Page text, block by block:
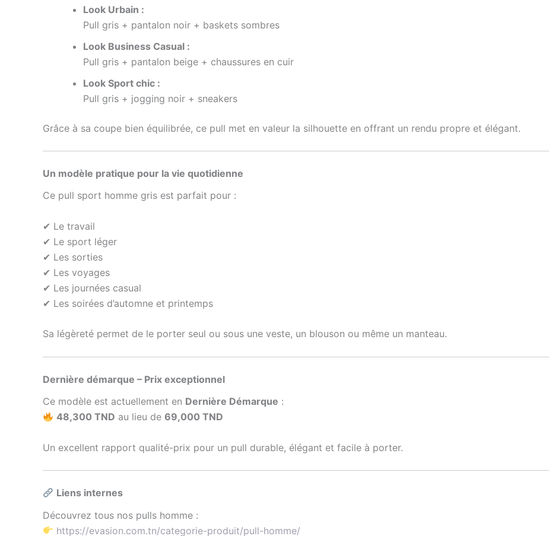
Look Urbain :
Pull gris + pantalon noir + baskets sombres
Look Business Casual :
Pull gris + pantalon beige + chaussures en cuir
Look Sport chic :
Pull gris + jogging noir + sneakers
Grâce à sa coupe bien équilibrée, ce pull met en valeur la silhouette en offrant un rendu propre et élégant.
Un modèle pratique pour la vie quotidienne
Ce pull sport homme gris est parfait pour :
✔ Le travail
✔ Le sport léger
✔ Les sorties
✔ Les voyages
✔ Les journées casual
✔ Les soirées d’automne et printemps
Sa légèreté permet de le porter seul ou sous une veste, un blouson ou même un manteau.
Dernière démarque – Prix exceptionnel
Ce modèle est actuellement en Dernière Démarque :
48,300 TND au lieu de69,000 TND
Un excellent rapport qualité-prix pour un pull durable, élégant et facile à porter.
Liens internes
Découvrez tous nos pulls homme :
https://evasion.com.tn/categorie-produit/pull-homme/